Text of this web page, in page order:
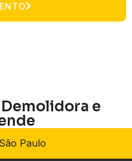
Demolidora e
Paulo